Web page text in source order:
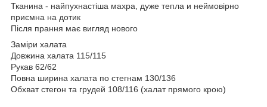
Тканина - найпухнастіша махра, дуже тепла и неймовірно
приємна на дотик
Після прання має вигляд нового
Заміри халата
Довжина халата 115/115
Рукав 62/62
Повна ширина халата по стегнам 130/136
Обхват стегон та грудей 108/116 (халат прямого крою)